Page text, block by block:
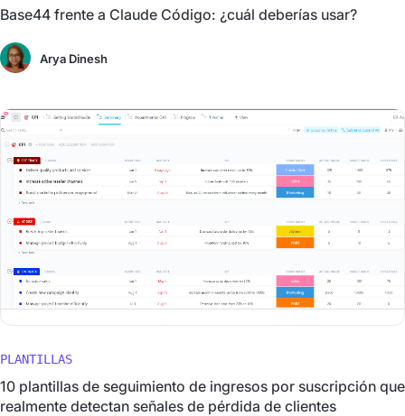
Base44 frente a Claude Código: ¿cuál deberías usar?
Arya Dinesh
PLANTILLAS
10 plantillas de seguimiento de ingresos por suscripción que
realmente detectan señales de pérdida de clientes